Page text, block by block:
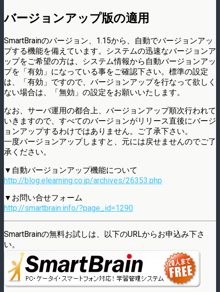
バージョンアップ版の適用
SmartBrainのバージョン、1.15から、自動でバージョンアッ
プする機能を備えています。システムの迅速なバージョンア
ップをご希望の方は、システム情報から自動バージョンアッ
プを「有効」になっている事をご確認下さい。標準の設定
は、「有効」ですので、バージョンアップを行なって欲しく
ない場合は、「無効」の設定をお願いいたします。
なお、サーバ運用の都合上、バージョンアップ順次行われて
いきますので、すべてのバージョンがリリース直後にバージ
ョンアップするわけではありません。ご了承下さい。
一度バージョンアップしますと、元には戻せませんのでご了
承ください。
▼自動バージョンアップ機能について
http://blog.elearning.co.jp/archives/26353.php
▼お問い合せフォーム
http://smartbrain.info/?page_id=1290
SmartBrainの無料お試しは、以下のURLからお申込み下さ
い。